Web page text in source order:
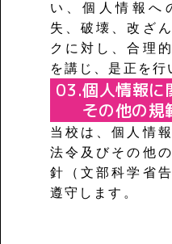
い、個人情報へ
失、破壊、改ざ
クに対し、合理
を講じ、是正を行
個人情報に
その他の規
当校は、個人情
法令及びその他
針（文部科学省
遵守します。